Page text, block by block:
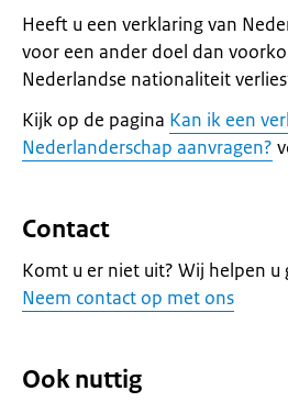
Heeft u een verklaring van
voor een ander doel dan
Nederlandse nationaliteit
Kijk op de pagina Kan ik een
Nederlanderschap aanvragen?
Contact
Komt u er niet uit? Wij helpen u
Neem contact op met ons
Ook nuttig